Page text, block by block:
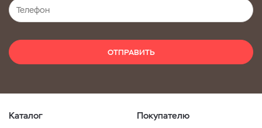
ОТПРАВИТЬ
Каталог Покупателю